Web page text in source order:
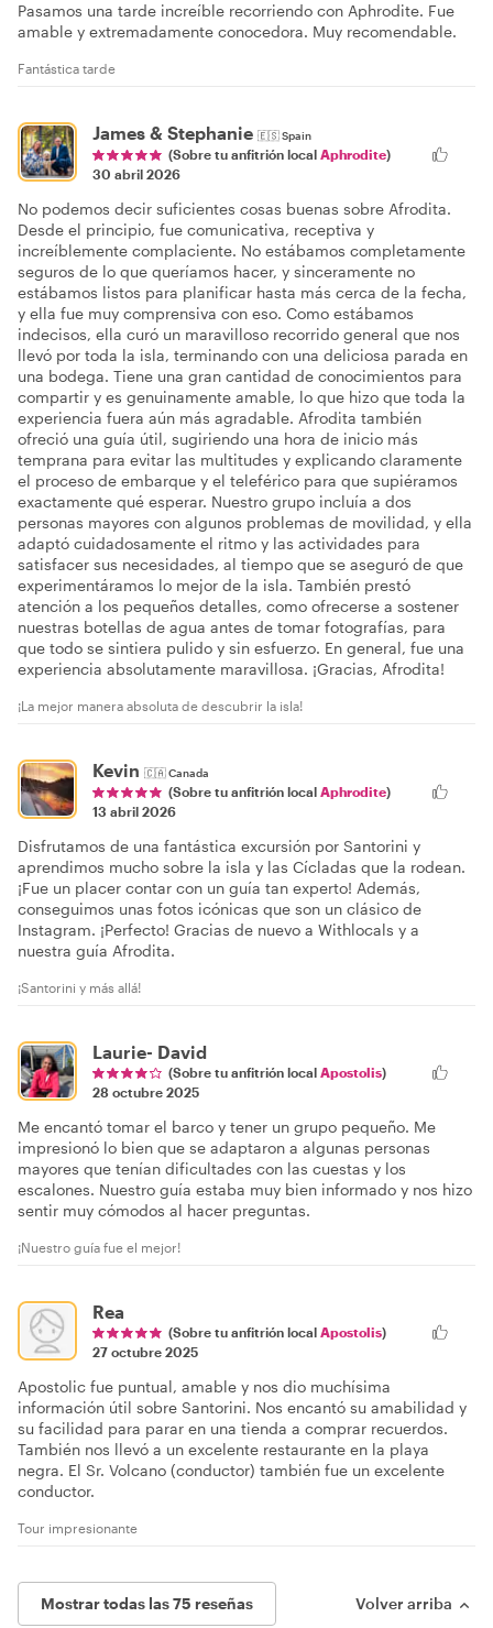
Pasamos una tarde increíble recorriendo con Aphrodite. Fue
amable y extremadamente conocedora. Muy recomendable.
Fantástica tarde
James & Stephanie 🇪🇸Spain
(Sobre tu anfitrión local Aphrodite)
30 abril 2026
No podemos decir suficientes cosas buenas sobre Afrodita.
Desde el principio, fue comunicativa, receptiva y
increíblemente complaciente. No estábamos completamente
seguros de lo que queríamos hacer, y sinceramente no
estábamos listos para planificar hasta más cerca de la fecha,
y ella fue muy comprensiva con eso. Como estábamos
indecisos, ella curó un maravilloso recorrido general que nos
llevó por toda la isla, terminando con una deliciosa parada en
una bodega. Tiene una gran cantidad de conocimientos para
compartir y es genuinamente amable, lo que hizo que toda la
experiencia fuera aún más agradable. Afrodita también
ofreció una guía útil, sugiriendo una hora de inicio más
temprana para evitar las multitudes y explicando claramente
el proceso de embarque y el teleférico para que supiéramos
exactamente qué esperar. Nuestro grupo incluía a dos
personas mayores con algunos problemas de movilidad, y ella
adaptó cuidadosamente el ritmo y las actividades para
satisfacer sus necesidades, al tiempo que se aseguró de que
experimentáramos lo mejor de la isla. También prestó
atención a los pequeños detalles, como ofrecerse a sostener
nuestras botellas de agua antes de tomar fotografías, para
que todo se sintiera pulido y sin esfuerzo. En general, fue una
experiencia absolutamente maravillosa. ¡Gracias, Afrodita!
¡La mejor manera absoluta de descubrir la isla!
Kevin 🇨🇦Canada
(Sobre tu anfitrión local Aphrodite)
13 abril 2026
Disfrutamos de una fantástica excursión por Santorini y
aprendimos mucho sobre la isla y las Cícladas que la rodean.
¡Fue un placer contar con un guía tan experto! Además,
conseguimos unas fotos icónicas que son un clásico de
Instagram. ¡Perfecto! Gracias de nuevo a Withlocals y a
nuestra guía Afrodita.
¡Santorini y más allá!
Laurie- David
(Sobre tu anfitrión local Apostolis)
28 octubre 2025
Me encantó tomar el barco y tener un grupo pequeño. Me
impresionó lo bien que se adaptaron a algunas personas
mayores que tenían dificultades con las cuestas y los
escalones. Nuestro guía estaba muy bien informado y nos hizo
sentir muy cómodos al hacer preguntas.
¡Nuestro guía fue el mejor!
Rea
(Sobre tu anfitrión local Apostolis)
27 octubre 2025
Apostolic fue puntual, amable y nos dio muchísima
información útil sobre Santorini. Nos encantó su amabilidad y
su facilidad para parar en una tienda a comprar recuerdos.
También nos llevó a un excelente restaurante en la playa
negra. El Sr. Volcano (conductor) también fue un excelente
conductor.
Tour impresionante
Mostrar todas las 75 reseñas Volver arriba